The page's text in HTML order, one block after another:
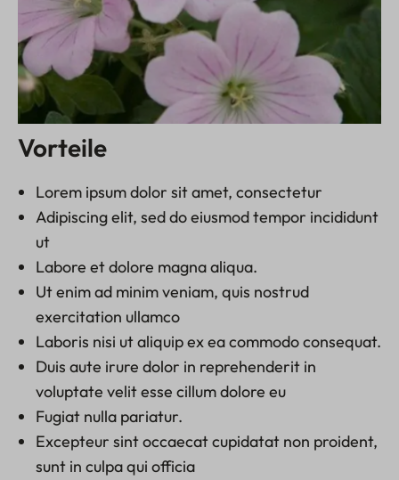
Vorteile
Lorem ipsum dolor sit amet, consectetur
Adipiscing elit, sed do eiusmod tempor incididunt
ut
Labore et dolore magna aliqua.
Ut enim ad minim veniam, quis nostrud
exercitation ullamco
Laboris nisi ut aliquip ex ea commodo consequat.
Duis aute irure dolor in reprehenderit in
voluptate velit esse cillum dolore eu
Fugiat nulla pariatur.
Excepteur sint occaecat cupidatat non proident,
sunt in culpa qui officia